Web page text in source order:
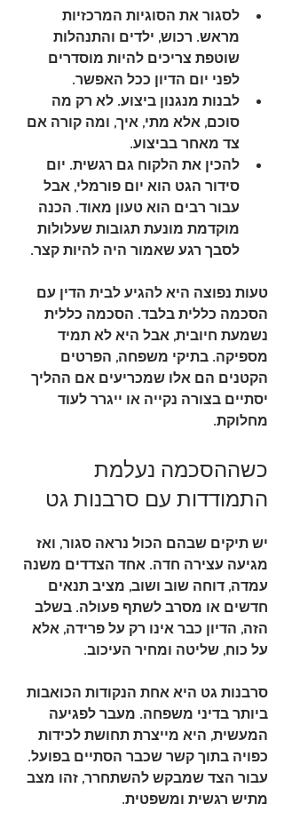
לסגור את הסוגיות המרכזיות
מראש. רכוש, ילדים והתנהלות
שוטפת צריכים להיות מוסדרים
לפני יום הדיון ככל האפשר.
לבנות מנגנון ביצוע. לא רק מה
סוכם, אלא מתי, איך, ומה קורה אם
צד מאחר בביצוע.
להכין את הלקוח גם רגשית. יום
סידור הגט הוא יום פורמלי, אבל
עבור רבים הוא טעון מאוד. הכנה
מוקדמת מונעת תגובות שעלולות
לסבך רגע שאמור היה להיות קצר.
טעות נפוצה היא להגיע לבית הדין עם
הסכמה כללית בלבד. הסכמה כללית
נשמעת חיובית, אבל היא לא תמיד
מספיקה. בתיקי משפחה, הפרטים
הקטנים הם אלו שמכריעים אם ההליך
יסתיים בצורה נקייה או ייגרר לעוד
מחלוקת.
כשההסכמה נעלמת
התמודדות עם סרבנות גט
יש תיקים שבהם הכול נראה סגור, ואז
מגיעה עצירה חדה. אחד הצדדים משנה
עמדה, דוחה שוב ושוב, מציב תנאים
חדשים או מסרב לשתף פעולה. בשלב
הזה, הדיון כבר אינו רק על פרידה, אלא
על כוח, שליטה ומחיר העיכוב.
סרבנות גט היא אחת הנקודות הכואבות
ביותר בדיני משפחה. מעבר לפגיעה
המעשית, היא מייצרת תחושת לכידות
כפויה בתוך קשר שכבר הסתיים בפועל.
עבור הצד שמבקש להשתחרר, זהו מצב
מתיש רגשית ומשפטית.